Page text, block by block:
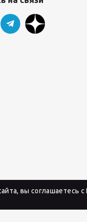
вы соглашаетесь с